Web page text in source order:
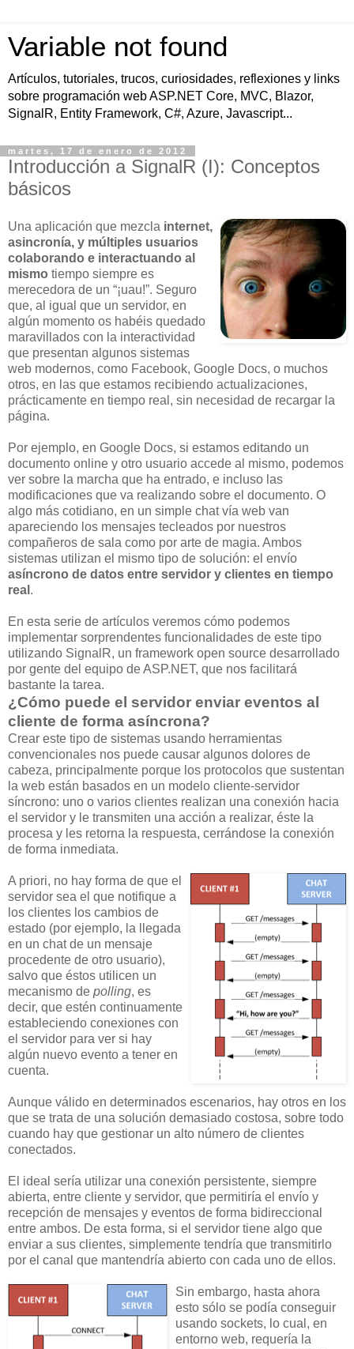
Variable not found
Artículos, tutoriales, trucos, curiosidades, reflexiones y links
sobre programación web ASP.NET Core, MVC, Blazor,
SignalR, Entity Framework, C#, Azure, Javascript...
martes, 17 de enero de 2012
Introducción a SignalR (I): Conceptos
básicos
Una aplicación que mezcla internet,
asincronía, y múltiples usuarios
colaborando e interactuando al
mismo tiempo siempre es
merecedora de un “¡uau!”. Seguro
que, al igual que un servidor, en
algún momento os habéis quedado
maravillados con la interactividad
que presentan algunos sistemas
web modernos, como Facebook, Google Docs, o muchos
otros, en las que estamos recibiendo actualizaciones,
prácticamente en tiempo real, sin necesidad de recargar la
página.
Por ejemplo, en Google Docs, si estamos editando un
documento online y otro usuario accede al mismo, podemos
ver sobre la marcha que ha entrado, e incluso las
modificaciones que va realizando sobre el documento. O
algo más cotidiano, en un simple chat vía web van
apareciendo los mensajes tecleados por nuestros
compañeros de sala como por arte de magia. Ambos
sistemas utilizan el mismo tipo de solución: el envío
asíncrono de datos entre servidor y clientes en tiempo
real .
En esta serie de artículos veremos cómo podemos
implementar sorprendentes funcionalidades de este tipo
utilizando SignalR, un framework open source desarrollado
por gente del equipo de ASP.NET, que nos facilitará
bastante la tarea.
¿Cómo puede el servidor enviar eventos al
cliente de forma asíncrona?
Crear este tipo de sistemas usando herramientas
convencionales nos puede causar algunos dolores de
cabeza, principalmente porque los protocolos que sustentan
la web están basados en un modelo cliente-servidor
síncrono: uno o varios clientes realizan una conexión hacia
el servidor y le transmiten una acción a realizar, éste la
procesa y les retorna la respuesta, cerrándose la conexión
de forma inmediata.
A priori, no hay forma de que el
servidor sea el que notifique a
los clientes los cambios de
estado (por ejemplo, la llegada
en un chat de un mensaje
procedente de otro usuario),
salvo que éstos utilicen un
mecanismo de polling, es
decir, que estén continuamente
estableciendo conexiones con
el servidor para ver si hay
algún nuevo evento a tener en
cuenta.
Aunque válido en determinados escenarios, hay otros en los
que se trata de una solución demasiado costosa, sobre todo
cuando hay que gestionar un alto número de clientes
conectados.
El ideal sería utilizar una conexión persistente, siempre
abierta, entre cliente y servidor, que permitiría el envío y
recepción de mensajes y eventos de forma bidireccional
entre ambos. De esta forma, si el servidor tiene algo que
enviar a sus clientes, simplemente tendría que transmitirlo
por el canal que mantendría abierto con cada uno de ellos.
Sin embargo, hasta ahora
esto sólo se podía conseguir
usando sockets, lo cual, en
entorno web, requería la